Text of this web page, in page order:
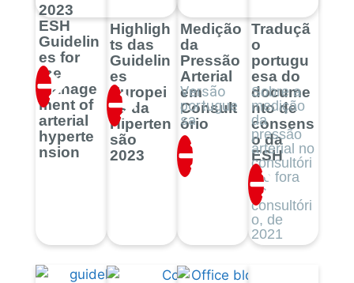
2023
ESH
Guidelin
es for
the
manage
ment of
arterial
hyperte
nsion
Highligh
ts das
Guidelin
es
Europei
as da
Hiperten
são
2023
Medição
da
Pressão
Arterial
em
Consult
ório
Versão
portugue
sa
Traduçã
o
portugu
esa do
docume
nto de
consens
o da
ESH
Sobre a
medição
da
pressão
arterial no
consultóri
o e fora
do
consultóri
o, de
2021